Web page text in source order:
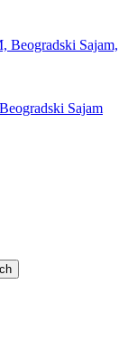
Sajam